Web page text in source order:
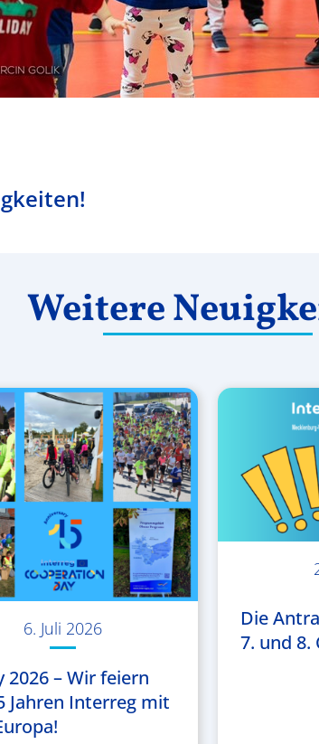
Weitere
6. Juli 2026
2026 – Wir feiern
Jahren Interreg mit
Die
7. und 8.